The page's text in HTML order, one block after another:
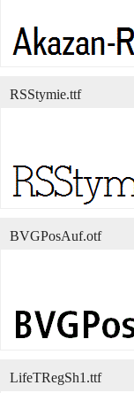
RSStymie.ttf
BVGPosAuf.otf
LifeTRegSh1.ttf